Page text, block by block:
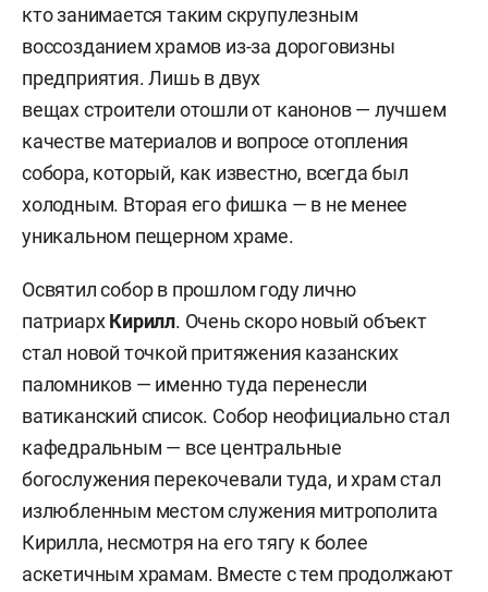
кто занимается таким скрупулезным
воссозданием храмов из-за дороговизны
предприятия. Лишь в двух
вещах строители отошли от канонов — лучшем
качестве материалов и вопросе отопления
собора, который, как известно, всегда был
холодным. Вторая его фишка — в не менее
уникальном пещерном храме.
Освятил собор в прошлом году лично
патриархКирилл. Очень скоро новый объект
стал новой точкой притяжения казанских
паломников — именно туда перенесли
ватиканский список. Собор неофициально стал
кафедральным — все центральные
богослужения перекочевали туда, и храм стал
излюбленным местом служения митрополита
Кирилла, несмотря на его тягу к более
аскетичным храмам. Вместе с тем продолжают